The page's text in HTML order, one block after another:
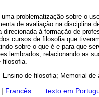
problematização sobre o
de avaliação na disciplina
direcionada à formação de
cursos de filosofia que
sobre o que é e para que
lembrados, relacionando as
filosofia.
Ensino de filosofia; Memorial de
| Francês · texto em